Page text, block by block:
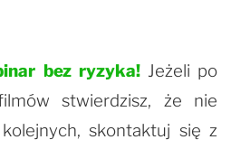
bez ryzyka! Jeżeli po
stwierdzisz, że nie
skontaktuj się z